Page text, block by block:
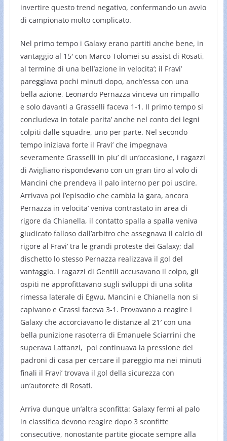
invertire questo trend negativo, confermando un avvio
di campionato molto complicato.
Nel primo tempo i Galaxy erano partiti anche bene, in
vantaggio al 15′ con Marco Tolomei su assist di Rosati,
al termine di una bell’azione in velocita’; il Fravi’
pareggiava pochi minuti dopo, anch’essa con una
bella azione, Leonardo Pernazza vinceva un rimpallo
e solo davanti a Grasselli faceva 1-1. Il primo tempo si
concludeva in totale parita’ anche nel conto dei legni
colpiti dalle squadre, uno per parte. Nel secondo
tempo iniziava forte il Fravi’ che impegnava
severamente Grasselli in piu’ di un’occasione, i ragazzi
di Avigliano rispondevano con un gran tiro al volo di
Mancini che prendeva il palo interno per poi uscire.
Arrivava poi l’episodio che cambia la gara, ancora
Pernazza in velocita’ veniva contrastato in area di
rigore da Chianella, il contatto spalla a spalla veniva
giudicato falloso dall’arbitro che assegnava il calcio di
rigore al Fravi’ tra le grandi proteste dei Galaxy; dal
dischetto lo stesso Pernazza realizzava il gol del
vantaggio. I ragazzi di Gentili accusavano il colpo, gli
ospiti ne approfittavano sugli sviluppi di una solita
rimessa laterale di Egwu, Mancini e Chianella non si
capivano e Grassi faceva 3-1. Provavano a reagire i
Galaxy che accorciavano le distanze al 21′ con una
bella punizione rasoterra di Emanuele Sciarrini che
superava Lattanzi, poi continuava la pressione dei
padroni di casa per cercare il pareggio ma nei minuti
finali il Fravi’ trovava il gol della sicurezza con
un’autorete di Rosati.
Arriva dunque un’altra sconfitta: Galaxy fermi al palo
in classifica devono reagire dopo 3 sconfitte
consecutive, nonostante partite giocate sempre alla